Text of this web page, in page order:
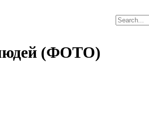
людей (ФОТО)